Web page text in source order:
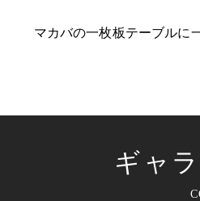
マカバの一枚板テーブルに
ギャ